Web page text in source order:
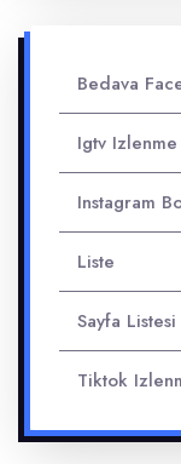
Bedava
Igtv
Instagram
Liste
Sayfa Listesi
Tiktok